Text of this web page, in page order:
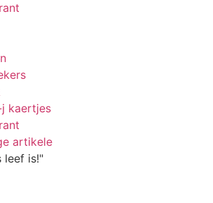
kaertjes
artikele
leef is!"